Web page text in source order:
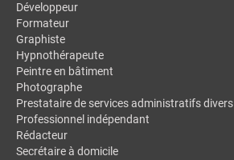
Développeur
Formateur
Graphiste
Hypnothérapeute
Peintre en bâtiment
Photographe
Prestataire de services administratifs divers
Professionnel indépendant
Rédacteur
Secrétaire à domicile